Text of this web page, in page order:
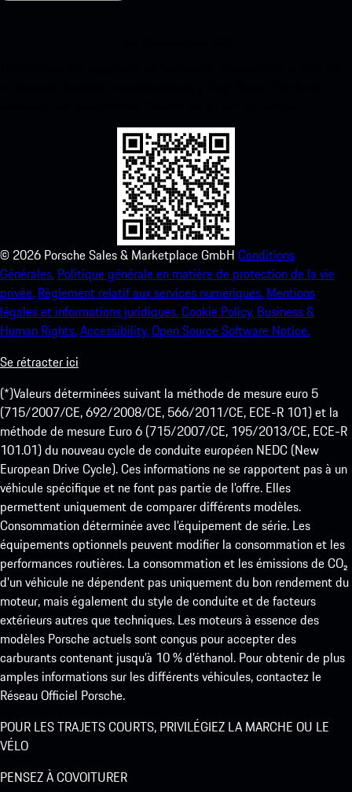
© 2026 Porsche Sales & Marketplace GmbH Conditions
Générales. Politique générale en matière de protection de la vie
privée. Règlement relatif aux services numériques. Mentions
légales et informations juridiques.Cookie Policy. Business &
Human Rights.Accessibility.Open Source Software Notice.
Se rétracter ici
(*)Valeurs déterminées suivant la méthode de mesure euro 5
(715/2007/CE, 692/2008/CE, 566/2011/CE, ECE-R 101) et la
méthode de mesure Euro 6 (715/2007/CE, 195/2013/CE, ECE-R
101.01) du nouveau cycle de conduite européen NEDC (New
European Drive Cycle). Ces informations ne se rapportent pas à un
véhicule spécifique et ne font pas partie de l’offre. Elles
permettent uniquement de comparer différents modèles.
Consommation déterminée avec l’équipement de série. Les
équipements optionnels peuvent modifier la consommation et les
performances routières. La consommation et les émissions de CO₂
d’un véhicule ne dépendent pas uniquement du bon rendement du
moteur, mais également du style de conduite et de facteurs
extérieurs autres que techniques. Les moteurs à essence des
modèles Porsche actuels sont conçus pour accepter des
carburants contenant jusqu’à 10 % d’éthanol. Pour obtenir de plus
amples informations sur les différents véhicules, contactez le
Réseau Officiel Porsche.
POUR LES TRAJETS COURTS, PRIVILÉGIEZ LA MARCHE OU LE
VÉLO
PENSEZ À COVOITURER